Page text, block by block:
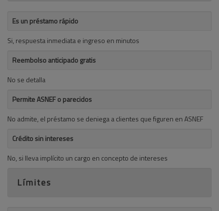
Es un préstamo rápido
Si, respuesta inmediata e ingreso en minutos
Reembolso anticipado gratis
No se detalla
Permite ASNEF o parecidos
No admite, el préstamo se deniega a clientes que figuren en ASNEF
Crédito sin intereses
No, si lleva implícito un cargo en concepto de intereses
Límites